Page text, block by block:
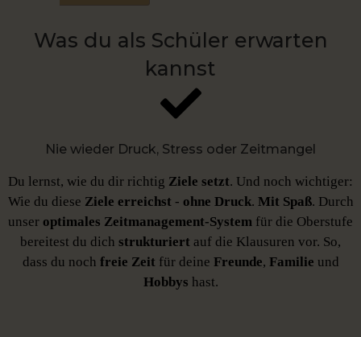
Was du als Schüler erwarten
kannst
Nie wieder Druck, Stress oder Zeitmangel
Du lernst, wie du dir richtig Ziele setzt. Und noch wichtiger:
Wie du diese Ziele erreichst - ohne Druck. Mit Spaß. Durch
unser optimales Zeitmanagement-System für die Oberstufe
bereitest du dich strukturiert auf die Klausuren vor. So,
dass du noch freie Zeitfür deine Freunde, Familie und
Hobbys hast.